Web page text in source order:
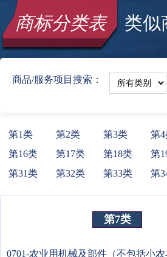
商标分类表类似
商品/服务项目搜索：
第1类 第2类 第3类 第
第16类
第17类 第18类 第
第31类
第32类 第33类 第
第7类
0701-农业用机械及部件（不包括小农